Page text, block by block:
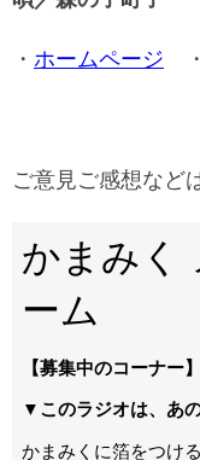
・ ホームページ ・
ご意見ご感想など